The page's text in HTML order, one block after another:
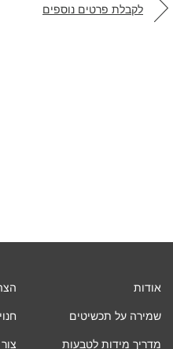
לקבלת פרטים נוספים
אודות
שמירה על תכשיטים
מדריך מידות לטבעות